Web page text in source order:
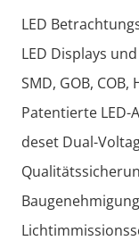
LED
LED Displays
SMD, GOB,
Patentierte
deset Dual-